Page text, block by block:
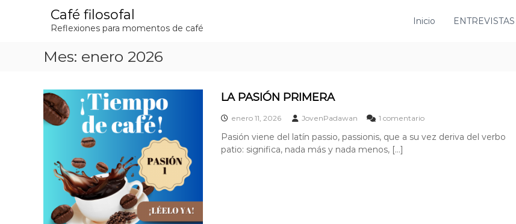
Café filosofal
Reflexiones para momentos de café
Inicio ENTREVISTAS
Mes: enero 2026
LA PASIÓN PRIMERA
enero 11, 2026 JovenPadawan 1 comentarioe
L
Pasión viene del latín passio, passionis, que a su vez deriva del verbo
patio: significa, nada más y nada menos, […]